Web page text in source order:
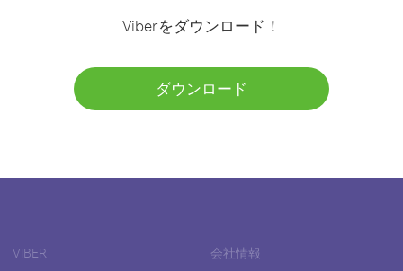
Viberをダウンロード！
ダウンロード
VIBER 会社情報